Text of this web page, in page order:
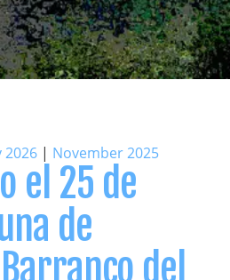
2026 | November 2025
el 25 de
de
del